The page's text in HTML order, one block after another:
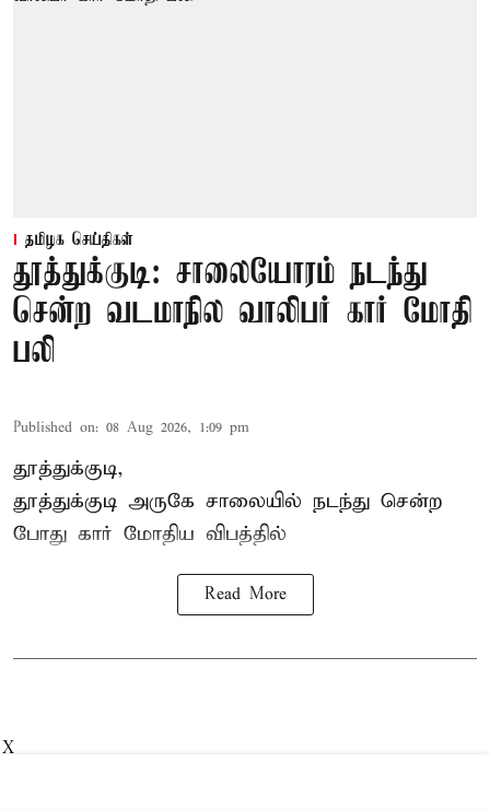
தமிழக செய்திகள்
தூத்துக்குடி: சாலையோரம் நடந்து
சென்ற வடமாநில வாலிபர் கார் மோதி
பலி
Published on: 08 Aug 2026, 1:09 pm
தூத்துக்குடி,
தூத்துக்குடி அருகே சாலையில் நடந்து சென்ற
போது கார் மோதிய விபத்தில்
Read More
X